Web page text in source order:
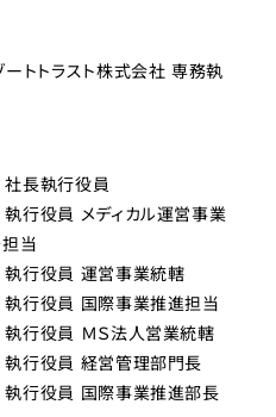
トトラスト株式会社 専務執
社長執行役員
執行役員 メディカル運営事業
当
執行役員 運営事業統轄
執行役員 国際事業推進担当
執行役員 ＭＳ法人営業統轄
執行役員 経営管理部門長
執行役員 国際事業推進部長